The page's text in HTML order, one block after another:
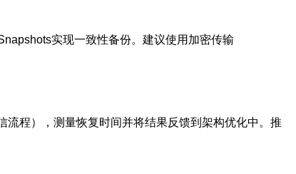
实现一致性备份。建议使用加密传输
程），测量恢复时间并将结果反馈到架构优化中。推